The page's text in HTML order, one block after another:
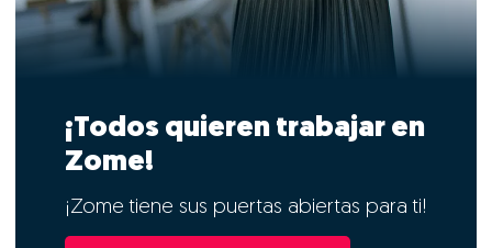
¡Todos quieren trabajar en
Zome!
¡Zome tiene sus puertas abiertas para ti!